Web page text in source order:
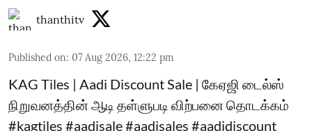
thanthitv
Published on: 07 Aug 2026, 12:22 pm
KAG Tiles | Aadi Discount Sale | கேஏஜி டைல்ஸ்
நிறுவனத்தின் ஆடி தள்ளுபடி விற்பனை தொடக்கம்
#kagtiles #aadisale #aadisales #aadidiscount